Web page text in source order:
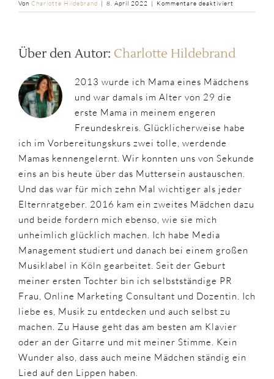
Von Charlotte Hildebrand | 8. April 2022 | Kommentare deaktiviert
Über den Autor: Charlotte Hildebrand
2013 wurde ich Mama eines Mädchens
und war damals im Alter von 29 die
erste Mama in meinem engeren
Freundeskreis. Glücklicherweise habe
ich im Vorbereitungskurs zwei tolle, werdende
Mamas kennengelernt. Wir konnten uns von Sekunde
eins an bis heute über das Muttersein austauschen.
Und das war für mich zehn Mal wichtiger als jeder
Elternratgeber. 2016 kam ein zweites Mädchen dazu
und beide fordern mich ebenso, wie sie mich
unheimlich glücklich machen. Ich habe Media
Management studiert und danach bei einem großen
Musiklabel in Köln gearbeitet. Seit der Geburt
meiner ersten Tochter bin ich selbstständige PR
Frau, Online Marketing Consultant und Dozentin. Ich
liebe es, Musik zu entdecken und auch selbst zu
machen. Zu Hause geht das am besten am Klavier
oder an der Gitarre und mit meiner Stimme. Kein
Wunder also, dass auch meine Mädchen ständig ein
Lied auf den Lippen haben.